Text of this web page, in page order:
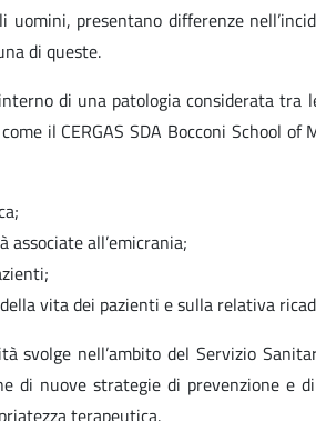
presentano differenze
di queste.
di una patologia considerata tra
il CERGAS SDA Bocconi School of
all’emicrania;
vita dei pazienti e sulla relativa
svolge nell’ambito del Servizio
di nuove strategie di prevenzione e
terapeutica.